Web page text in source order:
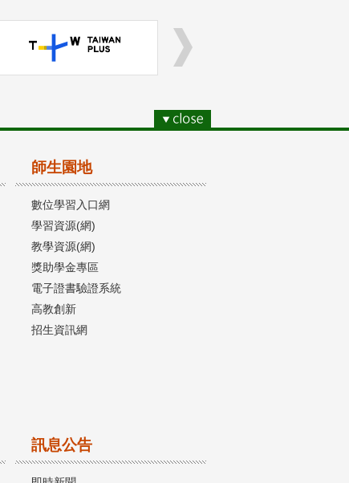
師生園地
數位學習入口網
學習資源(網)
教學資源(網)
獎助學金專區
電子證書驗證系統
高教創新
招生資訊網
訊息公告